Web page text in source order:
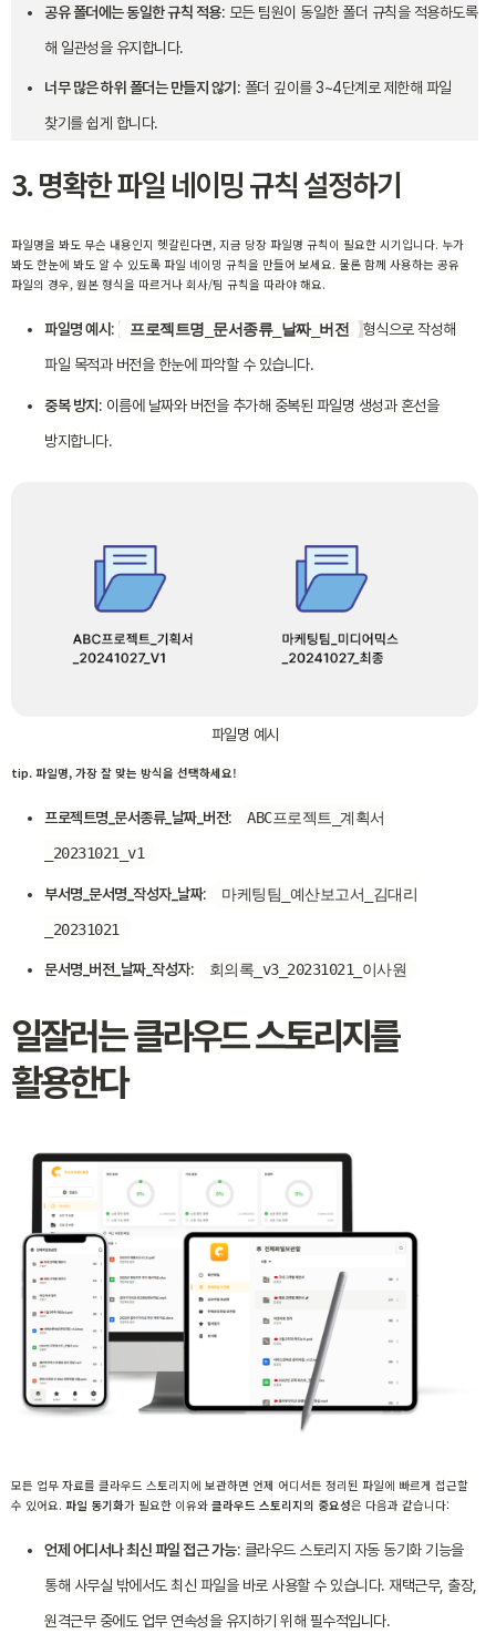
공유 폴더에는 동일한 규칙 적용: 모든 팀원이 동일한 폴더 규칙을 적용하도록
해 일관성을 유지합니다.
너무 많은 하위 폴더는 만들지 않기 : 폴더 깊이를 3~4단계로 제한해 파일
찾기를 쉽게 합니다.
3. 명확한 파일 네이밍 규칙 설정하기
파일명을 봐도 무슨 내용인지 헷갈린다면, 지금 당장 파일명 규칙이 필요한 시기입니다. 누가
봐도 한눈에 봐도 알 수 있도록 파일 네이밍 규칙을 만들어 보세요. 물론 함께 사용하는 공유
파일의 경우, 원본 형식을 따르거나 회사/팀 규칙을 따라야 해요.
파일명 예시 : 프로젝트명_문서종류_날짜_버전
형식으로 작성해
파일 목적과 버전을 한눈에 파악할 수 있습니다.
중복 방지: 이름에 날짜와 버전을 추가해 중복된 파일명 생성과 혼선을
방지합니다.
파일명 예시
tip. 파일명, 가장 잘 맞는 방식을 선택하세요!
프로젝트명_문서종류_날짜_버전:
ABC프로젝트_계획서
_20231021_v1
부서명_문서명_작성자_날짜:
마케팅팀_예산보고서_김대리
_20231021
문서명_버전_날짜_작성자: 회의록_v3_20231021_이사원
일잘러는 클라우드 스토리지를
활용한다
모든 업무 자료를 클라우드 스토리지에 보관하면 언제 어디서든 정리된 파일에 빠르게 접근할
수 있어요. 파일 동기화가 필요한 이유와 클라우드 스토리지의 중요성은 다음과 같습니다:
언제 어디서나 최신 파일 접근 가능: 클라우드 스토리지 자동 동기화 기능을
통해 사무실 밖에서도 최신 파일을 바로 사용할 수 있습니다. 재택근무, 출장,
원격근무 중에도 업무 연속성을 유지하기 위해 필수적입니다.